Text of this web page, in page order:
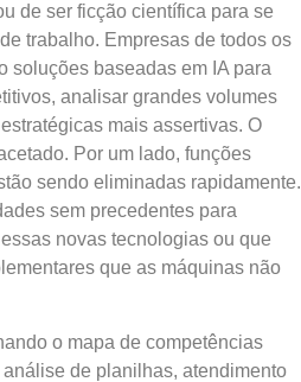
de ser ficção científica para se
trabalho. Empresas de todos os
soluções baseadas em IA para
analisar grandes volumes
mais assertivas. O
Por um lado, funções
sendo eliminadas rapidamente.
sem precedentes para
novas tecnologias ou que
que as máquinas não
o mapa de competências
de planilhas, atendimento